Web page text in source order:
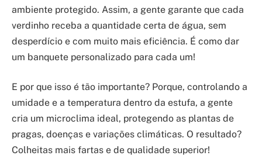
ambiente protegido. Assim, a gente garante que cada
verdinho receba a quantidade certa de água, sem
desperdício e com muito mais eficiência. É como dar
um banquete personalizado para cada um!
E por que isso é tão importante? Porque, controlando a
umidade e a temperatura dentro da estufa, a gente
cria um microclima ideal, protegendo as plantas de
pragas, doenças e variações climáticas. O resultado?
Colheitas mais fartas e de qualidade superior!